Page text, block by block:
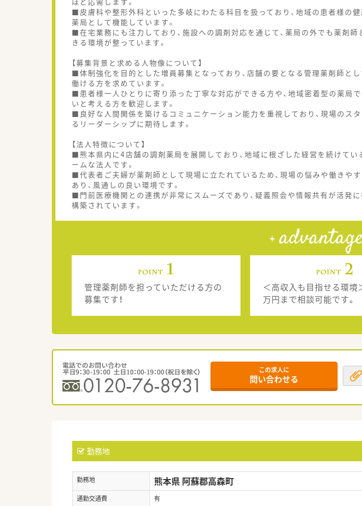
■皮膚科や整形外科といった多岐にわたる科目を扱っており、地域の患者様の健
薬局として機能しています。
■在宅業務にも注力しており、施設への調剤対応を通じて、薬局の外でも薬剤師
きる環境が整っています。
【募集背景と求める人物像について】
■体制強化を目的とした増員募集となっており、店舗の要となる管理薬剤師とし
働ける方を求めています。
■患者様一人ひとりに寄り添った丁寧な対応ができる方や、地域密着型の薬局
いと考える方を歓迎します。
■良好な人間関係を築けるコミュニケーション能力を重視しており、現場のス
るリーダーシップに期待します。
【法人特徴について】
■熊本県内に4店舗の調剤薬局を展開しており、地域に根ざした経営を続けてい
ームな法人です。
■代表者ご夫婦が薬剤師として現場に立たれているため、現場の悩みや働きや
あり、風通しの良い環境です。
■門前医療機関との連携が非常にスムーズであり、疑義照会や情報共有が活発に
構築されています。
管理薬剤師を担っていただける方の
募集です！
＜高収入も目指せる環境
万円まで相談可能です。
この求人に
問い合わせる
勤務地
勤務地 熊本県 阿蘇郡高森町
通勤交通費 有